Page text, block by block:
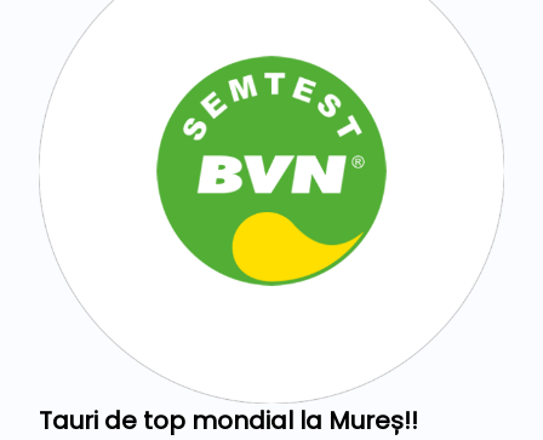
Tauri de top mondial la Mureș!!